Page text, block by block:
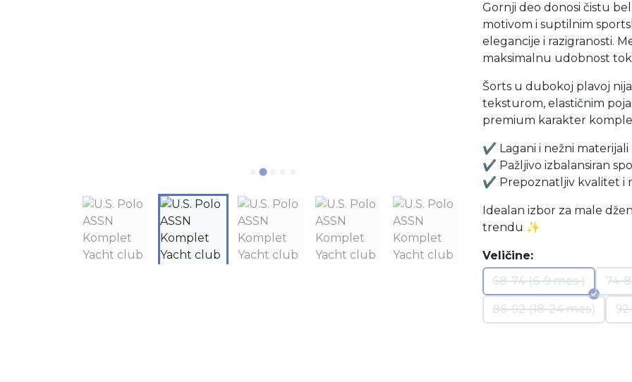
Veličine:
68-74 (6-9 mes )
74-
86-92 (18-24 mes)
Gornji deo donosi čistu
motivom i suptilnim
elegancije i razigranosti.
maksimalnu udobnost
Šorts u dubokoj plavoj
teksturom, elastičnim
premium karakter
✔️ Lagani i nežni
✔️ Pažljivo izbalansiran
✔️ Prepoznatljiv kvalitet i
Idealan izbor za male
trendu ✨